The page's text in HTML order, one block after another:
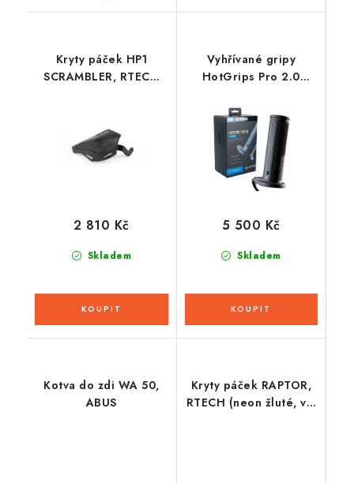
Kryty páček HP1
SCRAMBLER, RTECH
montážní sady)
Skladem
2 810 Kč
Vyhřívané gripy
HotGrips Pro 2.0
(integrované ovládání)
Skladem
5 500 Kč
Kotva do zdi WA 50,
ABUS
Kryty páček RAPTOR,
RTECH (neon žluté, vč.